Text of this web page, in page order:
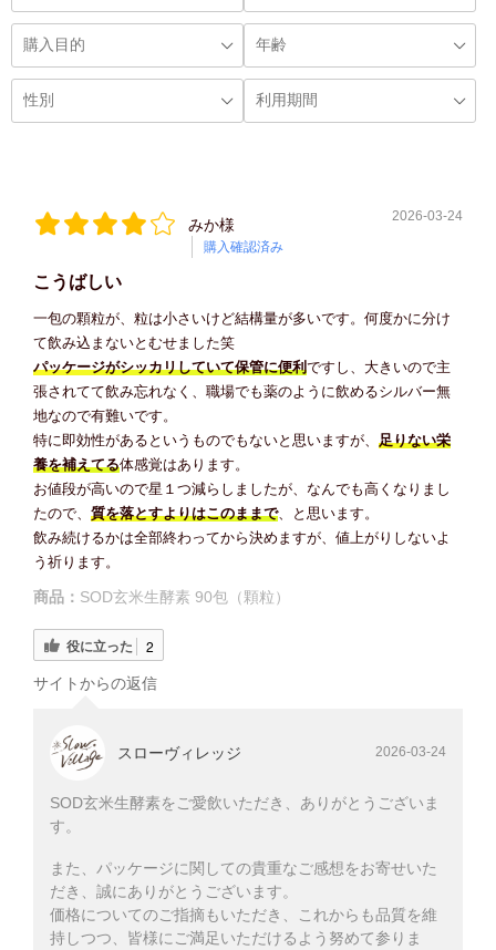
みか様
購入確認済み
2026-03-24
こうばしい
一包の顆粒が、粒は小さいけど結構量が多いです。何度かに分け
て飲み込まないとむせました笑
パッケージがシッカリしていて保管に便利ですし、大きいので主
張されてて飲み忘れなく、職場でも薬のように飲めるシルバー無
地なので有難いです。
特に即効性があるというものでもないと思いますが、 足りない栄
養を補えてる体感覚はあります。
お値段が高いので星１つ減らしましたが、なんでも高くなりまし
たので、 質を落とすよりはこのままで、と思います。
飲み続けるかは全部終わってから決めますが、値上がりしないよ
う祈ります。
商品： SOD玄米生酵素 90包（顆粒）
役に立った 2
サイトからの返信
スローヴィレッジ 2026-03-24
SOD玄米生酵素をご愛飲いただき、ありがとうございま
す。
また、パッケージに関しての貴重なご感想をお寄せいた
だき、誠にありがとうございます。
価格についてのご指摘もいただき、これからも品質を維
持しつつ、皆様にご満足いただけるよう努めて参りま